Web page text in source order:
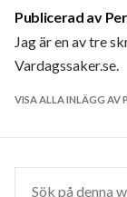
Publicerad av
Jag är en av tre
Vardagssaker.se.
VISA ALLA INLÄGG AV